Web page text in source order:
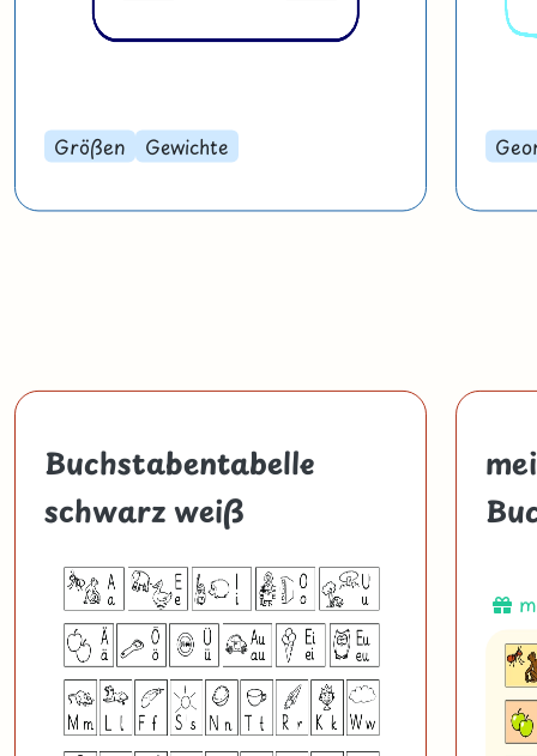
Größen Gewichte
Buchstabentabelle
schwarz weiß